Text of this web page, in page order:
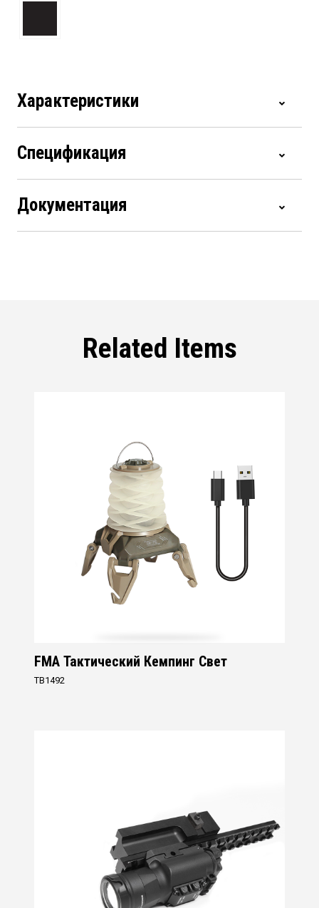
Характеристики
Спецификация
Документация
Related Items
FMA Тактический Кемпинг Свет
TB1492